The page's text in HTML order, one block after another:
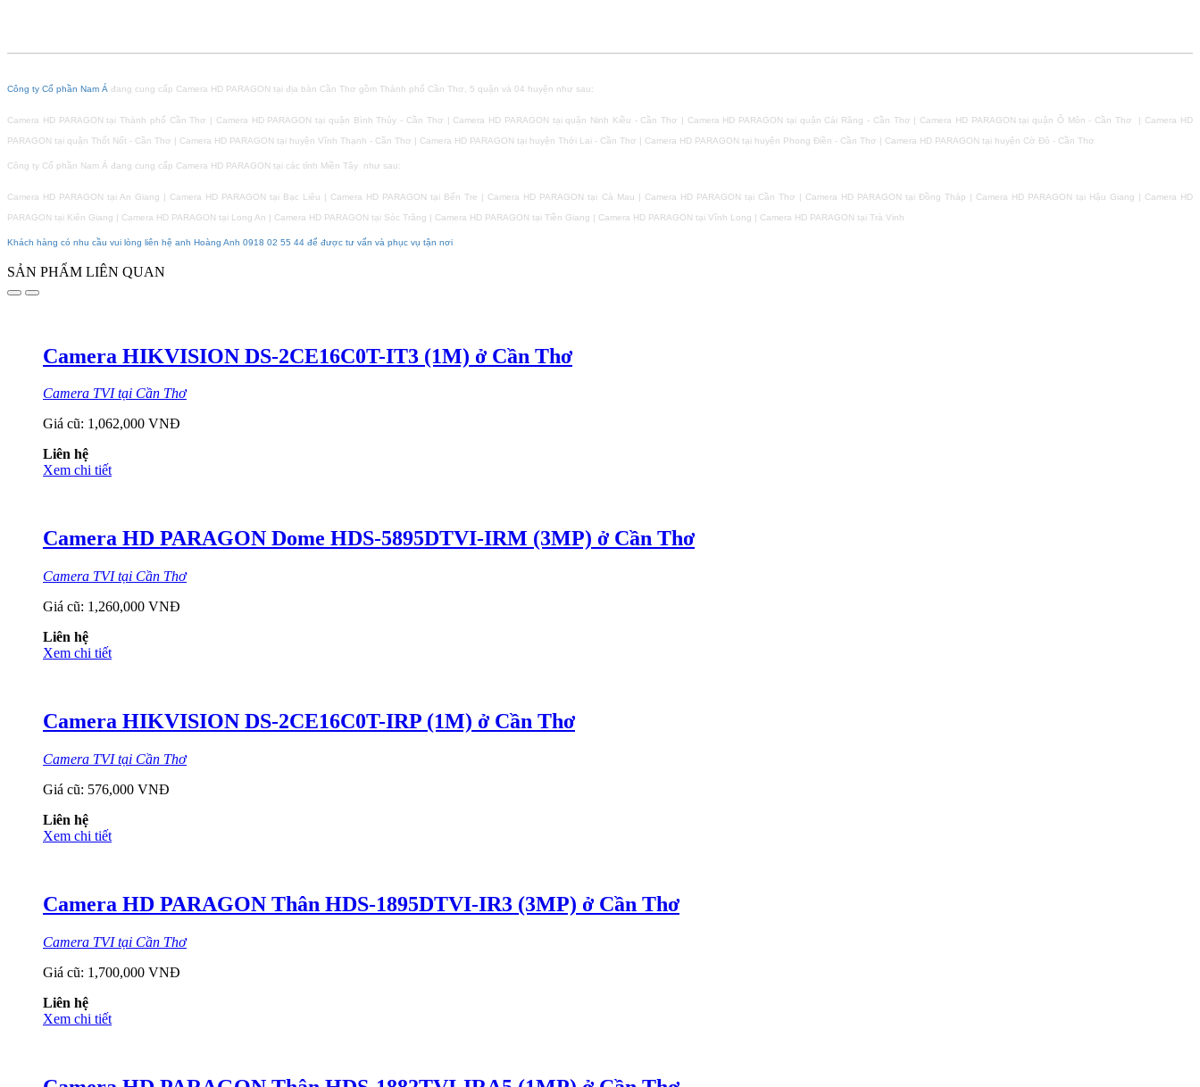
Công ty Cổ phần Nam Á đang cung cấp Camera HD PARAGON tại địa bàn Cần Thơ gồm Thành phố Cần Thơ, 5 quận và 04 huyện như sau:
Camera HD PARAGON tại Thành phố Cần Thơ | Camera HD PARAGON tại quận Bình Thủy - Cần Thơ | Camera HD PARAGON tại quận Ninh Kiều - Cần Thơ | Camera HD PARAGON tại quận Cái Răng - Cần Thơ | Camera HD PARAGON tại quận Ô Môn - Cần Thơ | Camera HD
PARAGON tại quận Thốt Nốt - Cần Thơ | Camera HD PARAGON tại huyện Vĩnh Thạnh - Cần Thơ | Camera HD PARAGON tại huyện Thới Lai - Cần Thơ | Camera HD PARAGON tại huyện Phong Điền - Cần Thơ | Camera HD PARAGON tại huyện Cờ Đỏ - Cần Thơ
Công ty Cổ phần Nam Á đang cung cấp Camera HD PARAGON tại các tỉnh Miền Tây như sau:
Camera HD PARAGON tại An Giang | Camera HD PARAGON tại Bạc Liêu | Camera HD PARAGON tại Bến Tre | Camera HD PARAGON tại Cà Mau | Camera HD PARAGON tại Cần Thơ | Camera HD PARAGON tại Đồng Tháp | Camera HD PARAGON tại Hậu Giang | Camera HD
PARAGON tại Kiên Giang | Camera HD PARAGON tại Long An | Camera HD PARAGON tại Sóc Trăng | Camera HD PARAGON tại Tiền Giang | Camera HD PARAGON tại Vĩnh Long | Camera HD PARAGON tại Trà Vinh
Khách hàng có nhu cầu vui lòng liên hệ anh Hoàng Anh 0918 02 55 44 để được tư vấn và phục vụ tận nơi
SẢN PHẨM LIÊN QUAN
Camera HIKVISION DS-2CE16C0T-IT3 (1M) ở Cần Thơ
Camera TVI tại Cần Thơ
Giá cũ: 1,062,000 VNĐ
Liên hệ
Xem chi tiết
Camera HD PARAGON Dome HDS-5895DTVI-IRM (3MP) ở Cần Thơ
Camera TVI tại Cần Thơ
Giá cũ: 1,260,000 VNĐ
Liên hệ
Xem chi tiết
Camera HIKVISION DS-2CE16C0T-IRP (1M) ở Cần Thơ
Camera TVI tại Cần Thơ
Giá cũ: 576,000 VNĐ
Liên hệ
Xem chi tiết
Camera HD PARAGON Thân HDS-1895DTVI-IR3 (3MP) ở Cần Thơ
Camera TVI tại Cần Thơ
Giá cũ: 1,700,000 VNĐ
Liên hệ
Xem chi tiết